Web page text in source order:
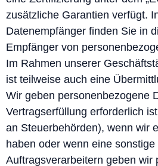
zusätzliche Garantien verfügt.
Datenempfänger finden Sie in
Empfänger von
Im Rahmen unserer
ist teilweise auch eine
Wir geben personenbezogene
Vertragserfüllung erforderlich
an Steuerbehörden), wenn wir
haben oder wenn eine
Auftragsverarbeitern geben wir